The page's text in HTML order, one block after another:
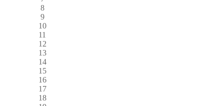
8
9
10
11
12
13
14
15
16
17
18